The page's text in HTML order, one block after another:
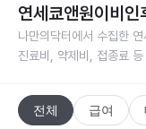
연세쿄앤원이비인
나만의닥터에서 수집한
진료비, 약제비, 접종료
전체 급여